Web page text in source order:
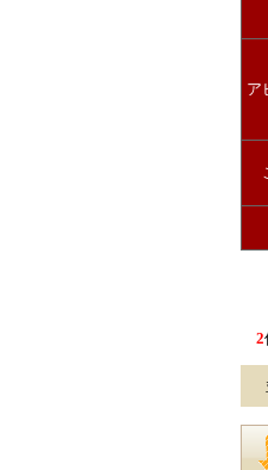
ア
2